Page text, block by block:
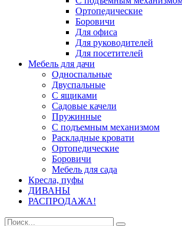
Ортопедические
Боровичи
Для офиса
Для руководителей
Для посетителей
Мебель для дачи
Односпальные
Двуспальные
С ящиками
Садовые качели
Пружинные
С подъемным механизмом
Раскладные кровати
Ортопедические
Боровичи
Мебель для сада
Кресла, пуфы
ДИВАНЫ
РАСПРОДАЖА!